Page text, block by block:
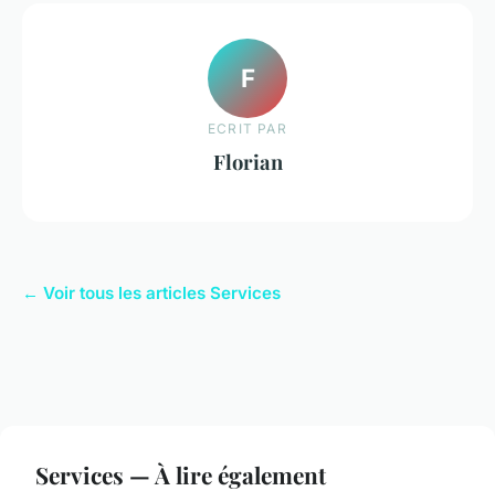
F
ECRIT PAR
Florian
← Voir tous les articles Services
Services — À lire également